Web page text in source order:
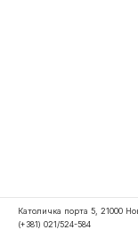
Католичка порта 5, 21000
(+381) 021/524-584